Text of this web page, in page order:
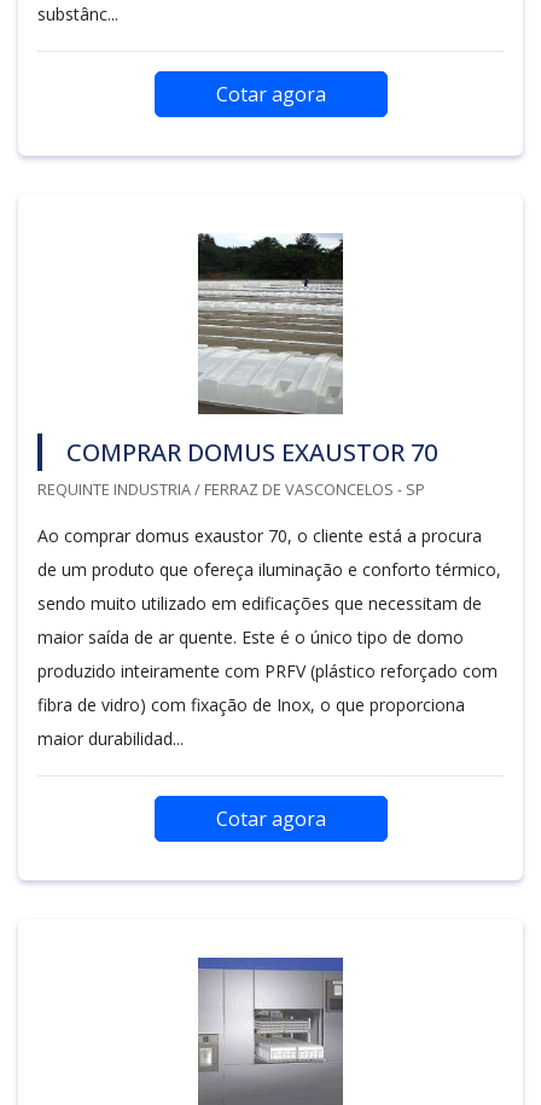
substânc...
Cotar agora
COMPRAR DOMUS EXAUSTOR 70
REQUINTE INDUSTRIA / FERRAZ DE VASCONCELOS - SP
Ao comprar domus exaustor 70, o cliente está a procura
de um produto que ofereça iluminação e conforto térmico,
sendo muito utilizado em edificações que necessitam de
maior saída de ar quente. Este é o único tipo de domo
produzido inteiramente com PRFV (plástico reforçado com
fibra de vidro) com fixação de Inox, o que proporciona
maior durabilidad...
Cotar agora